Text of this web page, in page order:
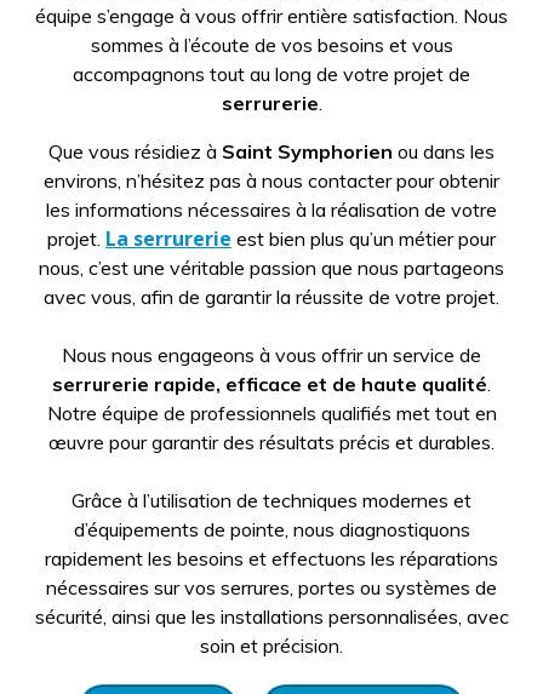
équipe s’engage à vous offrir entière satisfaction. Nous
sommes à l’écoute de vos besoins et vous
accompagnons tout au long de votre projet de
serrurerie.
Que vous résidiez à Saint Symphorien ou dans les
environs, n’hésitez pas à nous contacter pour obtenir
les informations nécessaires à la réalisation de votre
projet. La serrurerie est bien plus qu’un métier pour
nous, c’est une véritable passion que nous partageons
avec vous, afin de garantir la réussite de votre projet.
Nous nous engageons à vous offrir un service de
serrurerie rapide, efficace et de haute qualité.
Notre équipe de professionnels qualifiés met tout en
œuvre pour garantir des résultats précis et durables.
Grâce à l’utilisation de techniques modernes et
d’équipements de pointe, nous diagnostiquons
rapidement les besoins et effectuons les réparations
nécessaires sur vos serrures, portes ou systèmes de
sécurité, ainsi que les installations personnalisées, avec
soin et précision.